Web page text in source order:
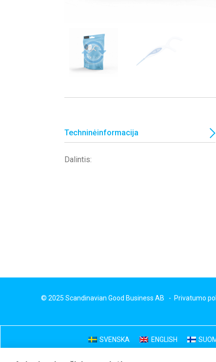
Techninėinformacija
Dalintis:
© 2025 Scandinavian Good Business AB - Privatumo
SVENSKA ENGLISH